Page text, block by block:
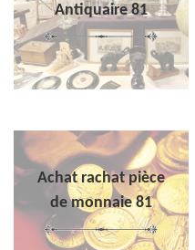
Antiquaire 81
Achat rachat pièce
de monnaie 81